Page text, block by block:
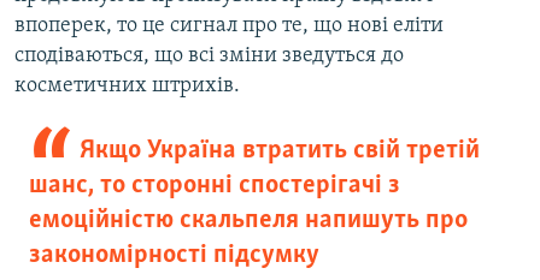
впоперек, то це сигнал про те, що нові еліти
сподіваються, що всі зміни зведуться до
косметичних штрихів.
Якщо Україна втратить свій третій
шанс, то сторонні спостерігачі з
емоційністю скальпеля напишуть про
закономірності підсумку